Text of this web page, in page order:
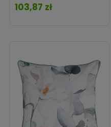
Cena
103,87 zł